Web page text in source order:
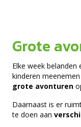
Grote
Elke week
kinderen
grote avonturen
Daarnaast is er
te doen aan